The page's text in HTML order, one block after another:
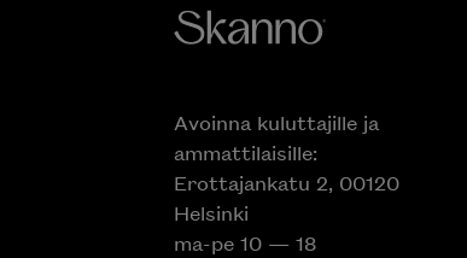
Avoinna kuluttajille ja
ammattilaisille:
Erottajankatu 2, 00120
Helsinki
ma-pe 10 — 18